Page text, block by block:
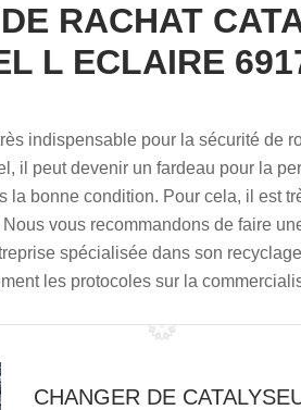
RACHAT
L ECLAIRE
indispensable pour la sécurité de
il peut devenir un fardeau pour la
la bonne condition. Pour cela, il est
vous recommandons de faire
spécialisée dans son
les protocoles sur la
CHANGER DE